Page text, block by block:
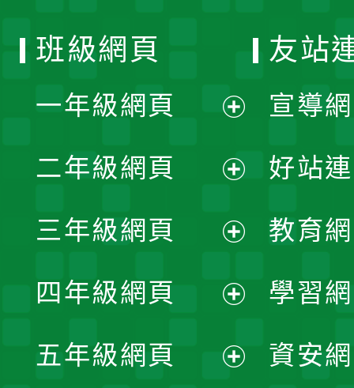
班級網頁
一年級網頁
開
選
單
二年級網頁
開
選
單
三年級網頁
開
選
四年級網頁
開
五年級網頁
友站
宣導
好站
教育
學習
資安